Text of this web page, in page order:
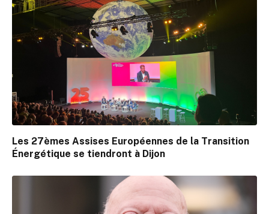
Les 27èmes Assises Européennes de la Transition
Énergétique se tiendront à Dijon